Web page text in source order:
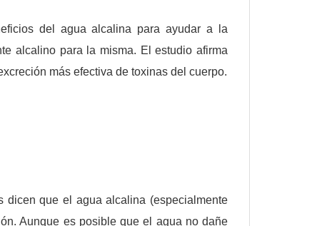
del agua alcalina para ayudar a la
alcalino para la misma. El estudio afirma
más efectiva de toxinas del cuerpo.
dicen que el agua alcalina (especialmente
Aunque es posible que el agua no dañe